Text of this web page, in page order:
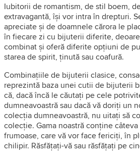
Iubitorii de romantism, de stil boem,
extravagantă, își vor intra în drepturi.
apreciate și de doamnele cărora le
în fiecare zi cu bijuterii diferite,
combinat și oferă diferite opțiuni de
starea de spirit, ținută sau coafură.
Combinațiile de bijuterii clasice,
reprezintă baza unei cutii de bijuterii
că, dacă încă le căutați pe cele
dumneavoastră sau dacă vă doriți un
colecția dumneavoastră, nu uitați să
colecție. Gama noastră conține
frumoase, care vă vor face fericiți, în
chilipir. Răsfățați-vă sau răsfățați pe